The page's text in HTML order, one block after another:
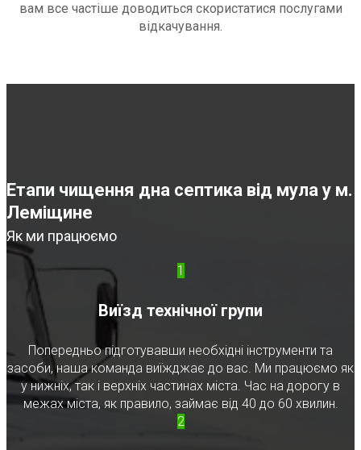
вам все частіше доводиться скористатися послугами
відкачування.
Етапи чищення дна септика від мула у м.
Леміщине
Як ми працюємо
1
Виїзд технічної групи
Попередньо підготувавши необхідні інструменти та
засоби, наша команда виїжджає до вас. Ми працюємо як
у нижніх, так і верхніх частинах міста. Час на дорогу в
межах міста, як правило, займає від 40 до 60 хвилин.
2